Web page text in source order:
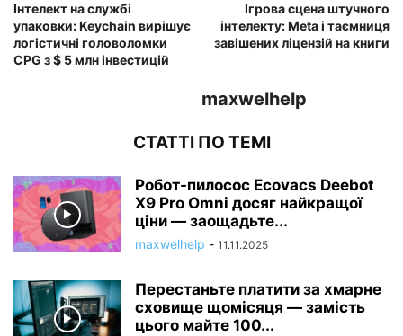
Інтелект на службі
упаковки: Keychain вирішує
логістичні головоломки
CPG з $ 5 млн інвестицій
Ігрова сцена штучного
інтелекту: Meta і таємниця
завішених ліцензій на книги
maxwelhelp
СТАТТІ ПО ТЕМІ
Робот-пилосос Ecovacs Deebot
X9 Pro Omni досяг найкращої
ціни — заощадьте...
maxwelhelp - 11.11.2025
Перестаньте платити за хмарне
сховище щомісяця — замість
цього майте 100...